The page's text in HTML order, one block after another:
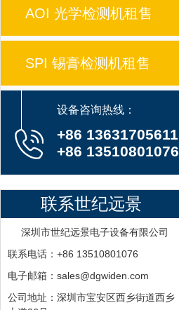
AOI 光学检测机租售
SPI 锡膏检测机租售
设备咨询热线：
+86 13631705611
+86 13510801076
联系世纪远景
深圳市世纪远景电子设备有限公司
联系电话：+86 13510801076
电子邮箱：sales@dgwiden.com
公司地址：深圳市宝安区西乡街道西乡